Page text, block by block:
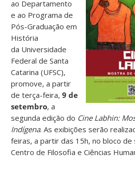
ao Departamento
e ao Programa de
Pós-Graduação em
História
da Universidade
Federal de Santa
Catarina (UFSC),
promove, a partir
de terça-feira,9 de
setembro, a
segunda edição do Cine Labhin:
Indígena. As exibições serão
feiras, a partir das 15h, no bloco de
Centro de Filosofia e Ciências